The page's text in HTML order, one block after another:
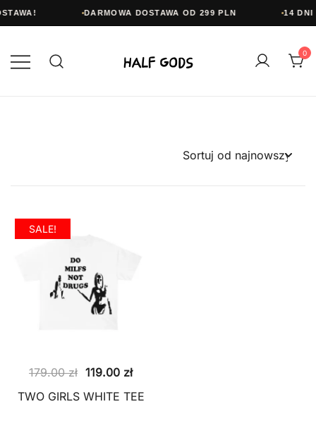
DARMOWA DOSTAWA OD 299 PLN 14 DNI
do
treści
0
SALE!
179.00zł Pierwotna
cena
119.00 złAktualna
cena
TWO GIRLS WHITE TEE